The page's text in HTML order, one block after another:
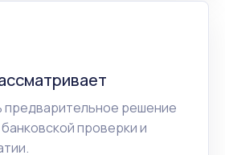
предварительное решение
проверки и